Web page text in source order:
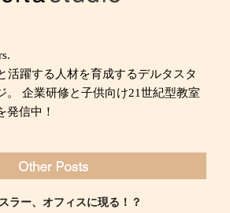
活躍する人材を育成するデルタスタ
。 企業研修と子供向け21世紀型教室
発信中！
ラー、オフィスに現る！？